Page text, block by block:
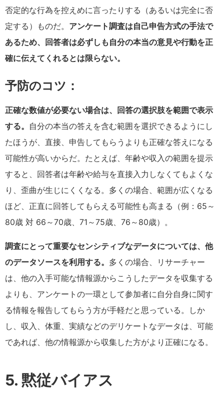
否定的な行為を控えめに言ったりする（あるいは完全に否
定する）ものだ。 アンケート調査は自己申告方式の手法で
あるため、回答者は必ずしも自分の本当の意見や行動を正
確に伝えてくれるとは限らない。
予防のコツ：
正確な数値が必要ない場合は、回答の選択肢を範囲で表示
する。 自分の本当の答えを含む範囲を選択できるようにし
たほうが、直接、申告してもらうよりも正確な答えになる
可能性が高いからだ。たとえば、年齢や収入の範囲を提示
すると、回答者は年齢や給与を直接入力しなくてもよくな
り、歪曲が生じにくくなる。多くの場合、範囲が広くなる
ほど、正直に回答してもらえる可能性も高まる（例：65～
80歳 対 66～70歳、71～75歳、76～80歳）。
調査にとって重要なセンシティブなデータについては、他
のデータソースを利用する。 多くの場合、リサーチャー
は、他の入手可能な情報源からこうしたデータを収集する
よりも、アンケートの一環として参加者に自分自身に関す
る情報を報告してもらう方が手軽だと思っている。しか
し、収入、体重、実績などのデリケートなデータは、可能
であれば、他の情報源から収集した方がより正確になる。
5. 黙従バイアス